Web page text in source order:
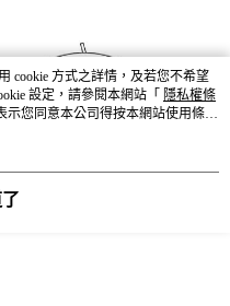
cookie 方式之詳情，及若您不希望
設定，請參閱本網站「 隱私權條
示您同意本公司得按本網站使用條款